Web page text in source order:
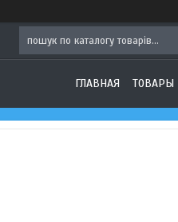
ГЛАВНАЯ ТОВАРЫ